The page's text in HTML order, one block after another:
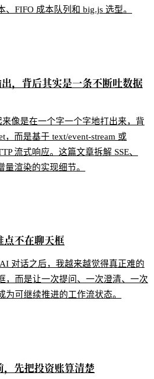
FIFO 成本队列和 big.js 选型。
，背后其实是一条不断吐数据
像是在一个字一个字地打出来，背
，而是基于 text/event-stream 或
流式响应。这篇文章拆解 SSE、
量渲染的实现细节。
不在聊天框
对话之后，我越来越觉得真正难的
，而是让一次提问、一次澄清、一次
为可继续推进的工作流状态。
先把投资账算清楚